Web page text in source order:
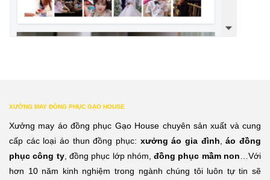
XƯỞNG MAY ĐỒNG PHỤC GẠO HOUSE
Xưởng may áo đồng phục Gạo House chuyên sản xuất và cung
cấp các loại áo thun đồng phục: xưởng áo gia đình ,áo đồng
phục công ty, đồng phục lớp nhóm,đồng phục mầm non …Với
hơn 10 năm kinh nghiệm trong ngành chúng tôi luôn tự tin sẽ